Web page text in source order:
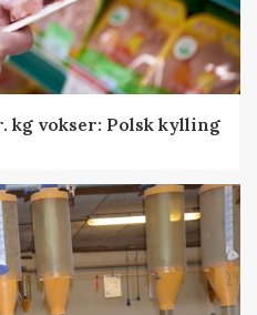
kg vokser: Polsk kylling